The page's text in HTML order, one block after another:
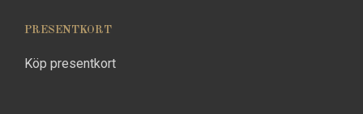
PRESENTKORT
Köp presentkort